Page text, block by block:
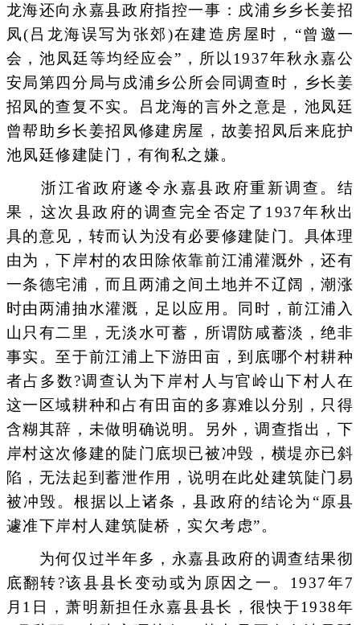
龙海还向永嘉县政府指控一事：戍浦乡乡长姜招
凤(吕龙海误写为张郊)在建造房屋时，“曾邀一
会，池凤廷等均经应会”，所以1937年秋永嘉公
安局第四分局与戍浦乡公所会同调查时，乡长姜
招凤的查复不实。吕龙海的言外之意是，池凤廷
曾帮助乡长姜招凤修建房屋，故姜招凤后来庇护
池凤廷修建陡门，有徇私之嫌。
浙江省政府遂令永嘉县政府重新调查。结
果，这次县政府的调查完全否定了1937年秋出
具的意见，转而认为没有必要修建陡门。具体理
由为，下岸村的农田除依靠前江浦灌溉外，还有
一条德宅浦，而且两浦之间土地并不辽阔，潮涨
时由两浦抽水灌溉，足以应用。同时，前江浦入
山只有二里，无淡水可蓄，所谓防咸蓄淡，绝非
事实。至于前江浦上下游田亩，到底哪个村耕种
者占多数?调查认为下岸村人与官岭山下村人在
这一区域耕种和占有田亩的多寡难以分别，只得
含糊其辞，未做明确说明。另外，调查指出，下
岸村这次修建的陡门底坝已被冲毁，横堤亦已斜
陷，无法起到蓄泄作用，说明在此处建筑陡门易
被冲毁。根据以上诸条，县政府的结论为“原县
遽准下岸村人建筑陡桥，实欠考虑”。
为何仅过半年多，永嘉县政府的调查结果彻
底翻转?该县县长变动或为原因之一。1937年7
月1日，萧明新担任永嘉县县长，很快于1938年